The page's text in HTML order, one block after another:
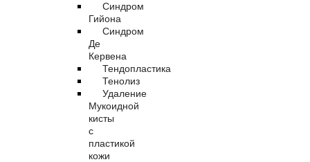
Синдром
Гийона
Синдром
Де
Кервена
Тендопластика
Тенолиз
Удаление
Мукоидной
кисты
с
пластикой
кожи